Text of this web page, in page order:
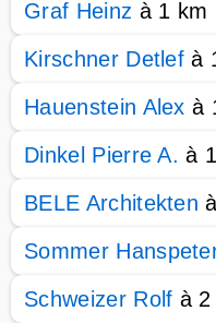
Graf Heinz à 1 km
Kirschner Detlef à
Hauenstein Alex à
Dinkel Pierre A. à
BELE Architekten
Sommer
Schweizer Rolf à 2